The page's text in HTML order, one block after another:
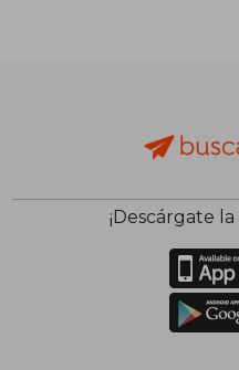
¡Descárgate